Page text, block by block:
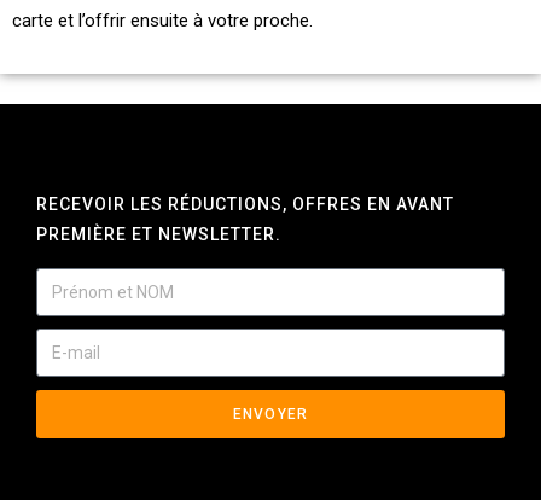
carte et l’offrir ensuite à votre proche.
RECEVOIR LES RÉDUCTIONS, OFFRES EN AVANT
PREMIÈRE ET NEWSLETTER.
ENVOYER